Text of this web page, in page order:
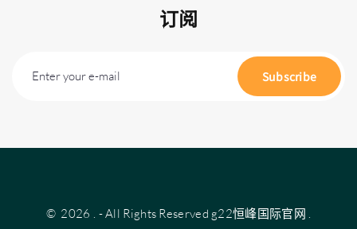
订阅
Enter your e-mail Subscribe
© 2026 . - All Rights Reserved g22恒峰国际官网 .